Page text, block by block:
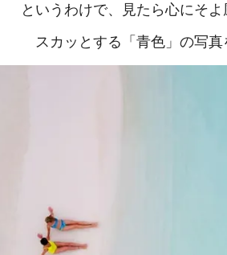
というわけで、見たら心にそよ
スカッとする「青色」の写真